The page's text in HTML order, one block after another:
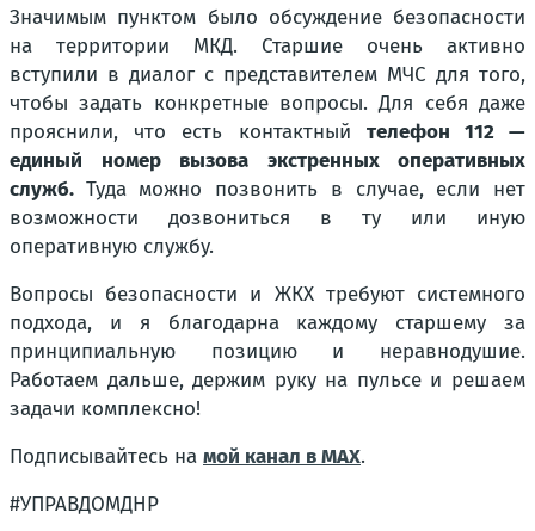
Значимым пунктом было обсуждение безопасности
на территории МКД. Старшие очень активно
вступили в диалог с представителем МЧС для того,
чтобы задать конкретные вопросы. Для себя даже
прояснили, что есть контактный телефон 112 —
единый номер вызова экстренных оперативных
служб. Туда можно позвонить в случае, если нет
возможности дозвониться в ту или иную
оперативную службу.
Вопросы безопасности и ЖКХ требуют системного
подхода, и я благодарна каждому старшему за
принципиальную позицию и неравнодушие.
Работаем дальше, держим руку на пульсе и решаем
задачи комплексно!
Подписывайтесь на мой канал в MAX.
#УПРАВДОМДНР